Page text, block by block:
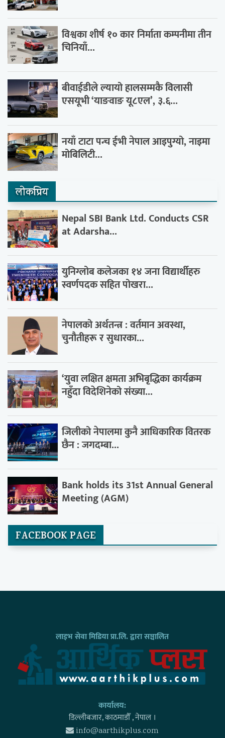
विश्वका शीर्ष १० कार निर्माता कम्पनीमा तीन
चिनियाँ...
बीवाईडीले ल्यायो हालसम्मकै विलासी
एसयूभी ‘याङवाङ यू८एल’, ३.६...
नयाँ टाटा पन्च ईभी नेपाल आइपुग्यो, नाइमा
मोबिलिटी...
लाेकप्रिय
Nepal SBI Bank Ltd. Conducts CSR
at Adarsha...
युनिग्लोब कलेजका १४ जना विद्यार्थीहरु
स्वर्णपदक सहित पोखरा...
नेपालको अर्थतन्त्र : वर्तमान अवस्था,
चुनौतीहरू र सुधारका...
‘युवा लक्षित क्षमता अभिबृद्धिका कार्यक्रम
नहुँदा विदेशिनेको संख्या...
जिलीको नेपालमा कुनै आधिकारिक वितरक
छैन : जगदम्बा...
Bank holds its 31st Annual General
Meeting (AGM)
FACEBOOK PAGE
लाइभ सेवा मिडिया प्रा.लि. द्वारा सञ्चालित
कार्यालय:
डिल्लीबजार, काठमाडाैँ , नेपाल ।
info@aarthikplus.com